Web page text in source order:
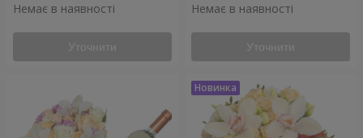
Немає в наявності
Уточнити
Немає в наявності
Уточнити